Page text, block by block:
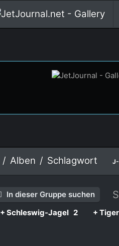
Alben Schlagwort
In dieser Gruppe suchen
+ Schleswig-Jagel 2 +